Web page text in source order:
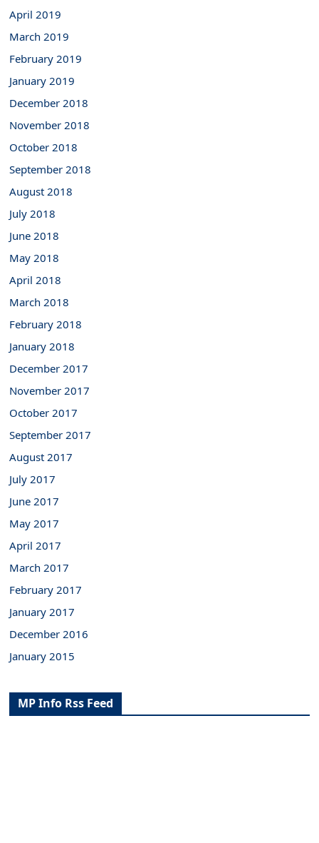
April 2019
March 2019
February 2019
January 2019
December 2018
November 2018
October 2018
September 2018
August 2018
July 2018
June 2018
May 2018
April 2018
March 2018
February 2018
January 2018
December 2017
November 2017
October 2017
September 2017
August 2017
July 2017
June 2017
May 2017
April 2017
March 2017
February 2017
January 2017
December 2016
January 2015
MP Info Rss Feed